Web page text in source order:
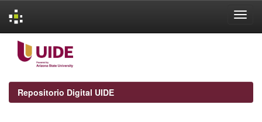
navigation
Repositorio Digital UIDE